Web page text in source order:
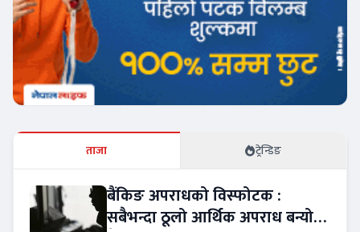
ताजा ट्रेन्डिङ
बैंकिङ अपराधको विस्फोटक :
सबैभन्दा ठूलो आर्थिक अपराध बन्यो